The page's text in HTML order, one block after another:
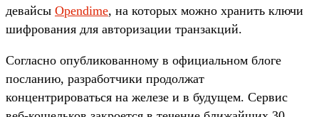
девайсы Opendime, на которых можно хранить ключи
шифрования для авторизации транзакций.
Согласно опубликованному в официальном блоге
посланию, разработчики продолжат
концентрироваться на железе и в будущем. Сервис